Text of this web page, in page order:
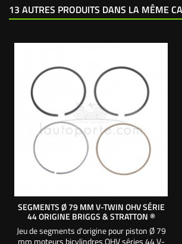
13 AUTRES PRODUITS DANS LA MÊME
SEGMENTS Ø 79 MM V-TWIN OHV SÉRIE
44 ORIGINE BRIGGS & STRATTON ®
Jeu de segments d'origine pour piston Ø 79